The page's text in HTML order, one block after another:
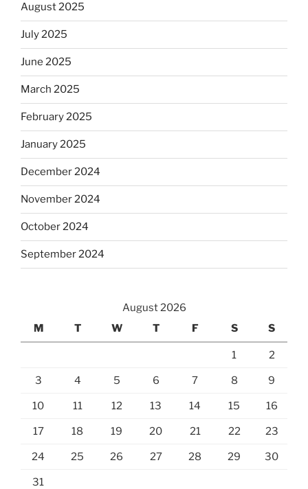
August 2025
July 2025
June 2025
March 2025
February 2025
January 2025
December 2024
November 2024
October 2024
September 2024
August 2026
M
T W T F S S
1 2
3 4 5 6 7 8 9
10 11 12 13 14 15 16
17 18 19 20 21 22 23
24 25 26 27 28 29 30
31